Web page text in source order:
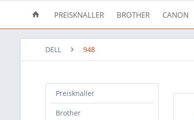
PREISKNALLER BROTHER CANON
DELL 948
Preisknaller
Brother